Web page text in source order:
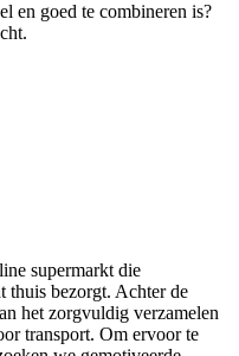
en goed te combineren is?
supermarkt die
thuis bezorgt. Achter de
het zorgvuldig verzamelen
transport. Om ervoor te